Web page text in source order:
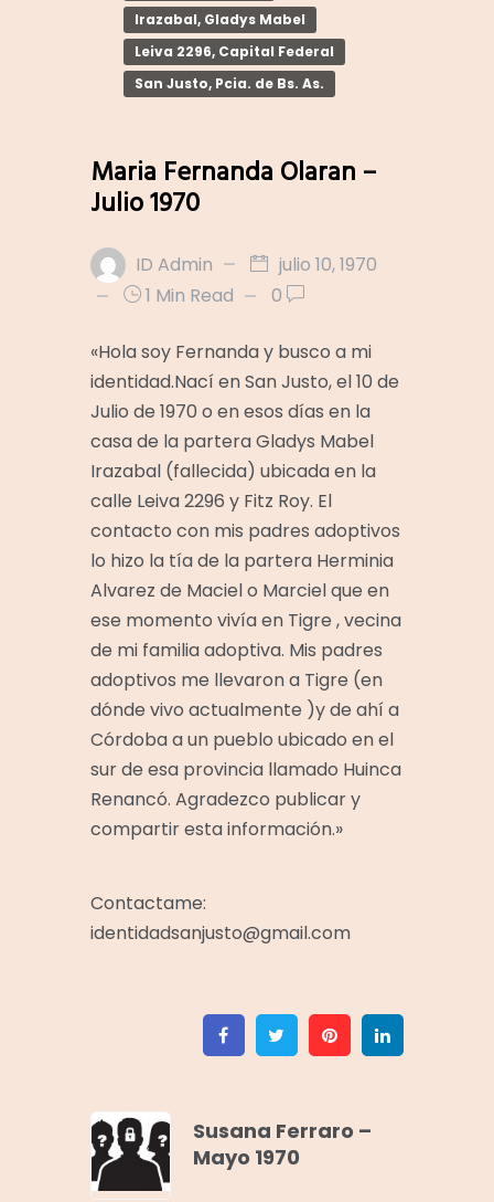
Irazabal, Gladys Mabel
Leiva 2296, Capital Federal
San Justo, Pcia. de Bs. As.
Maria Fernanda Olaran –
Julio 1970
ID Admin
julio 10, 1970
1 Min Read
0
«Hola soy Fernanda y busco a mi
identidad.Nací en San Justo, el 10 de
Julio de 1970 o en esos días en la
casa de la partera Gladys Mabel
Irazabal (fallecida) ubicada en la
calle Leiva 2296 y Fitz Roy. El
contacto con mis padres adoptivos
lo hizo la tía de la partera Herminia
Alvarez de Maciel o Marciel que en
ese momento vivía en Tigre , vecina
de mi familia adoptiva. Mis padres
adoptivos me llevaron a Tigre (en
dónde vivo actualmente )y de ahí a
Córdoba a un pueblo ubicado en el
sur de esa provincia llamado Huinca
Renancó. Agradezco publicar y
compartir esta información.»
Contactame:
identidadsanjusto@gmail.com
FacebookTwitter Pinterest
Susana Ferraro –
Mayo 1970